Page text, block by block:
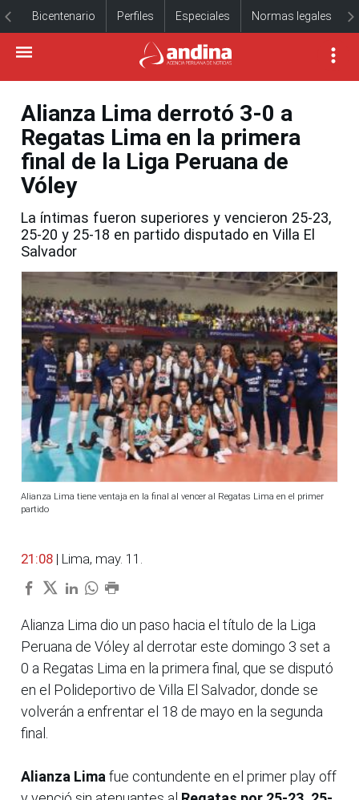
Bicentenario Perfiles Especiales Normas legales
Alianza Lima derrotó 3-0 a
Regatas Lima en la primera
final de la Liga Peruana de
Vóley
La íntimas fueron superiores y vencieron 25-23,
25-20 y 25-18 en partido disputado en Villa El
Salvador
Alianza Lima tiene ventaja en la final al vencer al Regatas Lima en el primer
partido
21:08 | Lima, may. 11.
Alianza Lima dio un paso hacia el título de la Liga
Peruana de Vóley al derrotar este domingo 3 set a
0 a Regatas Lima en la primera final, que se disputó
en el Polideportivo de Villa El Salvador, donde se
volverán a enfrentar el 18 de mayo en la segunda
final.
Alianza Lima fue contundente en el primer play off